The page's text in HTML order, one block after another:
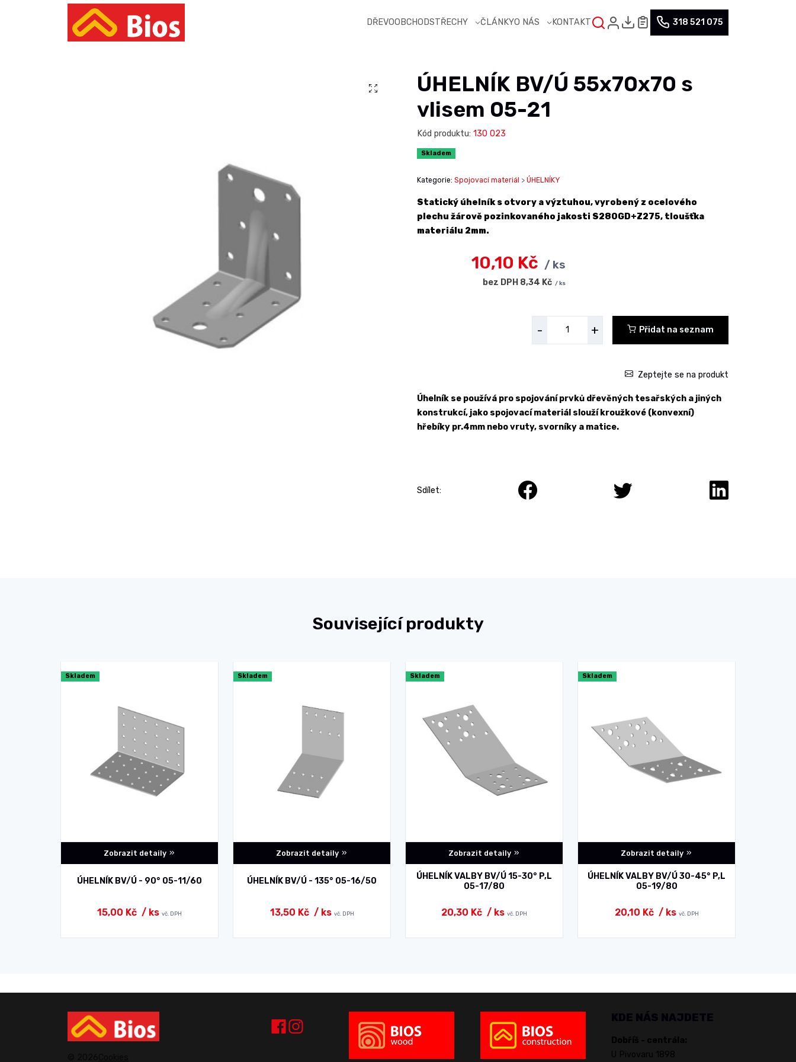
DŘEVOOBCHODSTŘECHY ČLÁNKYO NÁS KONTAKT 318 521 075
ÚHELNÍK BV/Ú 55x70x70 s
vlisem 05-21
Kód produktu: 130 023
Skladem
Kategorie: Spojovací materiál > ÚHELNÍKY
Statický úhelník s otvory a výztuhou, vyrobený z ocelového
plechu žárově pozinkovaného jakosti S280GD+Z275, tloušťka
materiálu 2mm.
10,10 Kč / ks
bez DPH 8,34 Kč / ks
- + Přidat na seznam
Zeptejte se na produkt
Úhelník se používá pro spojování prvků dřevěných tesařských a jiných
konstrukcí, jako spojovací materiál slouží kroužkové (konvexní)
hřebíky pr.4mm nebo vruty, svorníky a matice.
Sdílet:
Související produkty
Skladem
Zobrazit detaily
ÚHELNÍK BV/Ú - 90° 05-11/60
15,00 Kč / ks vč. DPH
Skladem
Zobrazit detaily
ÚHELNÍK BV/Ú - 135° 05-16/50
13,50 Kč / ks vč. DPH
Skladem
Zobrazit detaily
ÚHELNÍK VALBY BV/Ú 15-30° P,L
05-17/80
20,30 Kč / ks vč. DPH
Skladem
Zobrazit detaily
ÚHELNÍK VALBY BV/Ú 30-45° P,L
05-19/80
20,10 Kč / ks vč. DPH
KDE NÁS NAJDETE
Dobříš - centrála:
U Pivovaru 1898